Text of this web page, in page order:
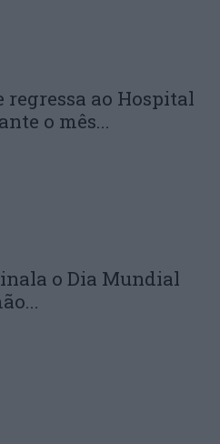
regressa ao Hospital
o mês...
o Dia Mundial